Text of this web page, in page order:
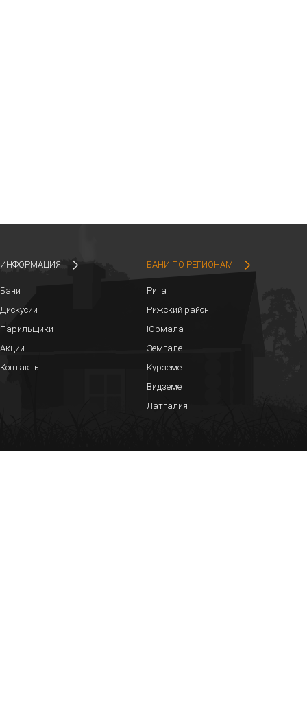
ИНФОРМАЦИЯ
Бани
Дискусии
Парильщики
Акции
Контакты
БАНИ ПО РЕГИОНАМ
Рига
Рижский район
Юрмала
Земгале
Курземе
Видземе
Латгалия